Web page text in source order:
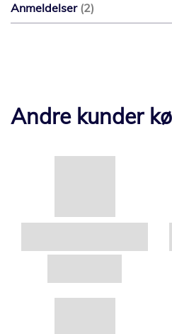
Anmeldelser 2
Andre kunder